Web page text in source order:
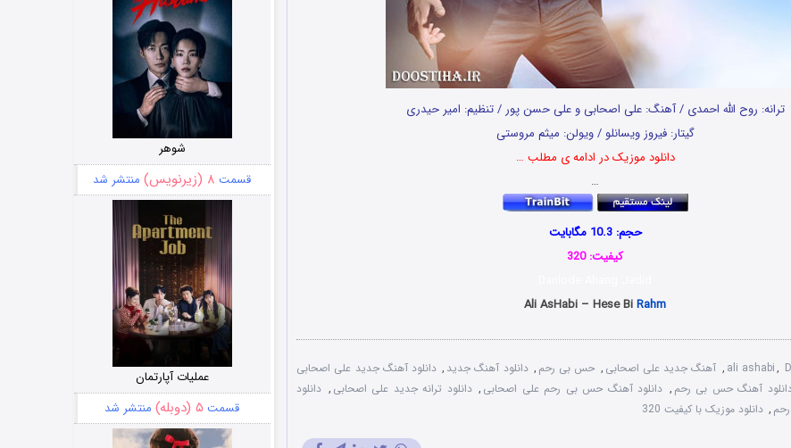
ترانه: روح الله احمدی / آهنگ: علی اصحابی و علی حسن پور / تنظیم: امیر حیدری
گیتار: فیروز ویسانلو / ویولن: میثم مروستی
دانلود موزیک در ادامه ی مطلب …
…
حجم: 10.3 مگابایت
کیفیت: 320
Ali AsHabi – Hese BiRahm
ali ashabi,
, آهنگ جدید علی اصحابی , حس بی رحم , دانلود آهنگ جدید , دانلود آهنگ جدید علی اصحابی
آهنگ حس بی رحم , دانلود آهنگ حس بی رحم علی اصحابی , دانلود ترانه جدید علی اصحابی , دانلود
, دانلود موزیک با کیفیت 320
شوهر
قسمت ۸ (زیرنویس) منتشر شد
عملیات آپارتمان
قسمت ۵ (دوبله) منتشر شد